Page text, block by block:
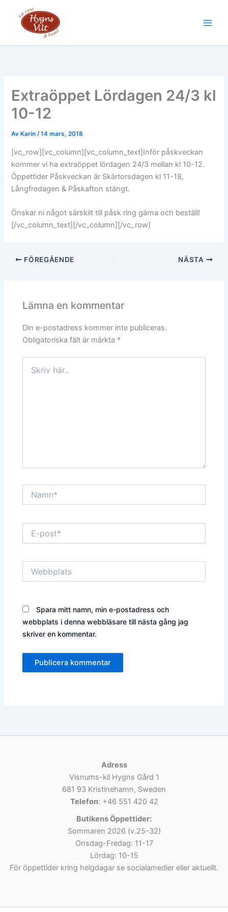
innehåll
Extraöppet Lördagen 24/3 kl
10-12
Av Karin/14 mars, 2018
[vc_row][vc_column][vc_column_text]Inför påskveckan
kommer vi ha extraöppet lördagen 24/3 mellan kl 10-12.
Öppettider Påskveckan är Skärtorsdagen kl 11-18,
Långfredagen & Påskafton stängt.
Önskar ni något särskilt till påsk ring gärna och beställ!
[/vc_column_text][/vc_column][/vc_row]
FÖREGÅENDE NÄSTA
Lämna en kommentar
Din e-postadress kommer inte publiceras.
Obligatoriska fält är märkta *
här..
post*
Spara mitt namn, min e-postadress och
webbplats i denna webbläsare till nästa gång jag
skriver en kommentar.
Adress
Visnums-kil Hygns Gård 1
681 93 Kristinehamn, Sweden
Telefon: +46 551 420 42
Butikens Öppettider:
Sommaren 2026 (v.25-32)
Onsdag-Fredag: 11-17
Lördag: 10-15
För öppettider kring helgdagar se socialamedier eller aktuellt.